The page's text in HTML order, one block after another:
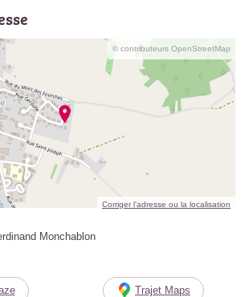
© contributeurs OpenStreetMap
Corriger l’adresse ou la localisation
Monchablon
Trajet Maps